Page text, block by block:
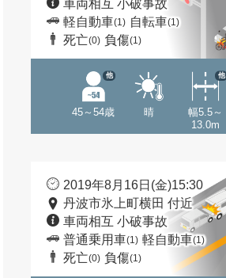
車両相互 小破事故
軽自動車(1) 自転車(1)
死亡(0) 負傷(1)
45～54歳
他
晴
幅5.5～
13.0m
他
2019年8月16日(金)15:30
丹波市氷上町横田 付近
車両相互 小破事故
普通乗用車(1) 軽自動車(1)
死亡(0) 負傷(1)